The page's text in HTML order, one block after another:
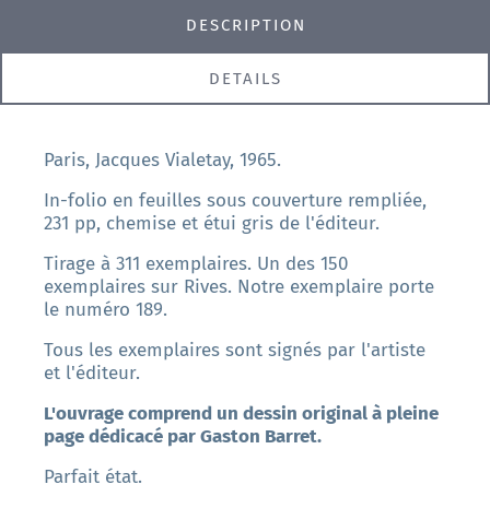
DESCRIPTION
DETAILS
Paris, Jacques Vialetay, 1965.
In-folio en feuilles sous couverture rempliée,
231 pp, chemise et étui gris de l'éditeur.
Tirage à 311 exemplaires. Un des 150
exemplaires sur Rives. Notre exemplaire porte
le numéro 189.
Tous les exemplaires sont signés par l'artiste
et l'éditeur.
L'ouvrage comprend un dessin original à pleine
page dédicacé par Gaston Barret.
Parfait état.